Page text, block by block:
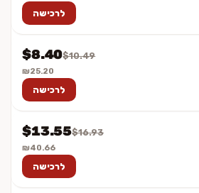
לרכישה
$10.49
$8.40
₪25.20
לרכישה
$16.93
$13.55
₪40.66
לרכישה